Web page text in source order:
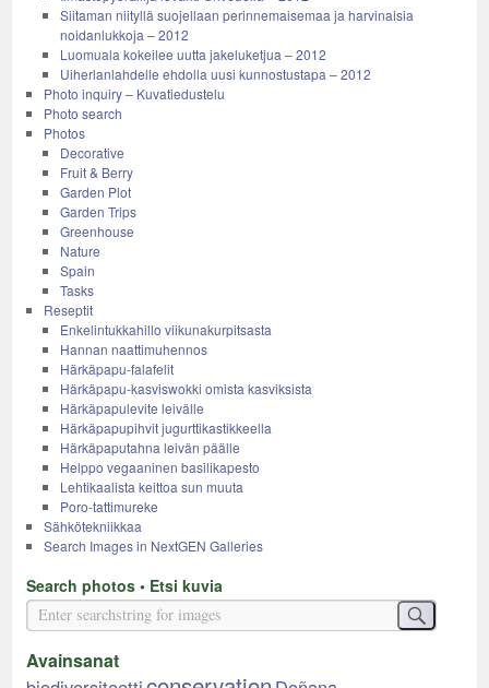
Siitaman niityllä suojellaan perinnemaisemaa ja harvinaisia
noidanlukkoja – 2012
Luomuala kokeilee uutta jakeluketjua – 2012
Uiherlanlahdelle ehdolla uusi kunnostustapa – 2012
Photo inquiry – Kuvatiedustelu
Photo search
Photos
Decorative
Fruit & Berry
Garden Plot
Garden Trips
Greenhouse
Nature
Spain
Tasks
Reseptit
Enkelintukkahillo viikunakurpitsasta
Hannan naattimuhennos
Härkäpapu-falafelit
Härkäpapu-kasviswokki omista kasviksista
Härkäpapulevite leivälle
Härkäpapupihvit jugurttikastikkeella
Härkäpaputahna leivän päälle
Helppo vegaaninen basilikapesto
Lehtikaalista keittoa sun muuta
Poro-tattimureke
Sähkötekniikkaa
Search Images in NextGEN Galleries
Search photos • Etsi kuvia
Avainsanat